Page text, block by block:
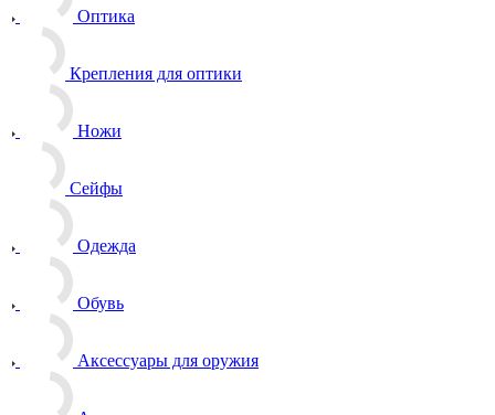
Оптика
Крепления для оптики
Ножи
Сейфы
Одежда
Обувь
Аксессуары для оружия